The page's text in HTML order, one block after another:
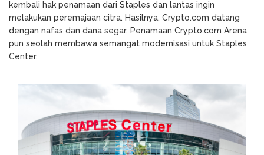
kembali hak penamaan dari Staples dan lantas ingin
melakukan peremajaan citra. Hasilnya, Crypto.com datang
dengan nafas dan dana segar. Penamaan Crypto.com Arena
pun seolah membawa semangat modernisasi untuk Staples
Center.